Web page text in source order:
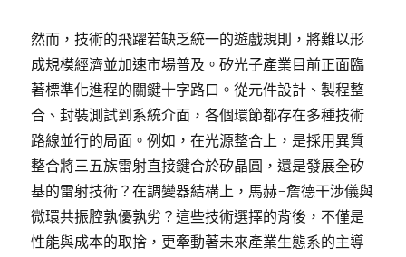
然而，技術的飛躍若缺乏統一的遊戲規則，將難以形
成規模經濟並加速市場普及。矽光子產業目前正面臨
著標準化進程的關鍵十字路口。從元件設計、製程整
合、封裝測試到系統介面，各個環節都存在多種技術
路線並行的局面。例如，在光源整合上，是採用異質
整合將三五族雷射直接鍵合於矽晶圓，還是發展全矽
基的雷射技術？在調變器結構上，馬赫-詹德干涉儀與
微環共振腔孰優孰劣？這些技術選擇的背後，不僅是
性能與成本的取捨，更牽動著未來產業生態系的主導